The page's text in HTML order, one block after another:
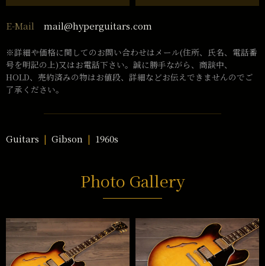
E-Mail mail@hyperguitars.com
※詳細や価格に関してのお問い合わせはメール(住所、氏名、電話番
号を明記の上)又はお電話下さい。誠に勝手ながら、商談中、
HOLD、売約済みの物はお値段、詳細などお伝えできませんのでご
了承ください。
Guitars Gibson 1960s
Photo Gallery